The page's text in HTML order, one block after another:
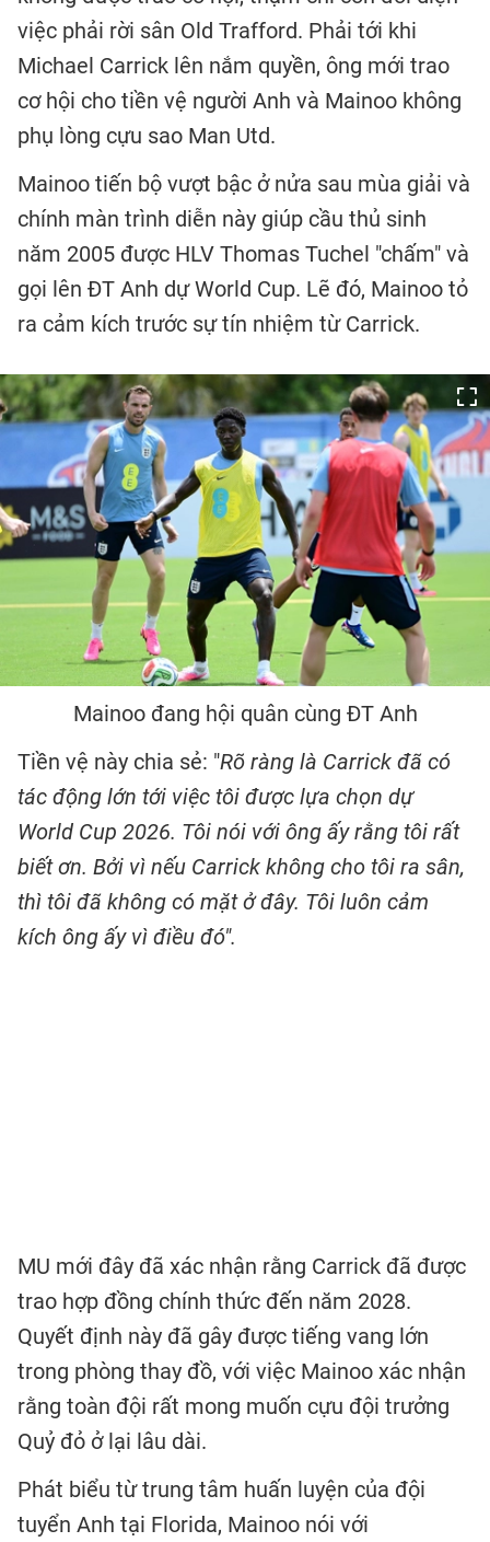
việc phải rời sân Old Trafford. Phải tới khi
Michael Carrick lên nắm quyền, ông mới trao
cơ hội cho tiền vệ người Anh và Mainoo không
phụ lòng cựu sao Man Utd.
Mainoo tiến bộ vượt bậc ở nửa sau mùa giải và
chính màn trình diễn này giúp cầu thủ sinh
năm 2005 được HLV Thomas Tuchel "chấm" và
gọi lên ĐT Anh dự World Cup. Lẽ đó, Mainoo tỏ
ra cảm kích trước sự tín nhiệm từ Carrick.
Mainoo đang hội quân cùng ĐT Anh
Tiền vệ này chia sẻ: "Rõ ràng là Carrick đã có
tác động lớn tới việc tôi được lựa chọn dự
World Cup 2026. Tôi nói với ông ấy rằng tôi rất
biết ơn. Bởi vì nếu Carrick không cho tôi ra sân,
thì tôi đã không có mặt ở đây. Tôi luôn cảm
kích ông ấy vì điều đó".
MU mới đây đã xác nhận rằng Carrick đã được
trao hợp đồng chính thức đến năm 2028.
Quyết định này đã gây được tiếng vang lớn
trong phòng thay đồ, với việc Mainoo xác nhận
rằng toàn đội rất mong muốn cựu đội trưởng
Quỷ đỏ ở lại lâu dài.
Phát biểu từ trung tâm huấn luyện của đội
tuyển Anh tại Florida, Mainoo nói với